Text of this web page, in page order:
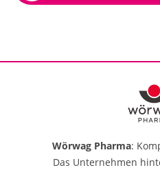
Wörwag Pharma:
Das Unternehmen